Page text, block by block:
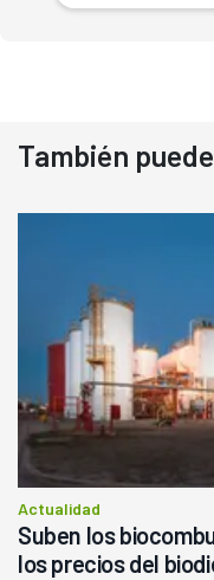
También
Actualidad
Suben los
los precios del